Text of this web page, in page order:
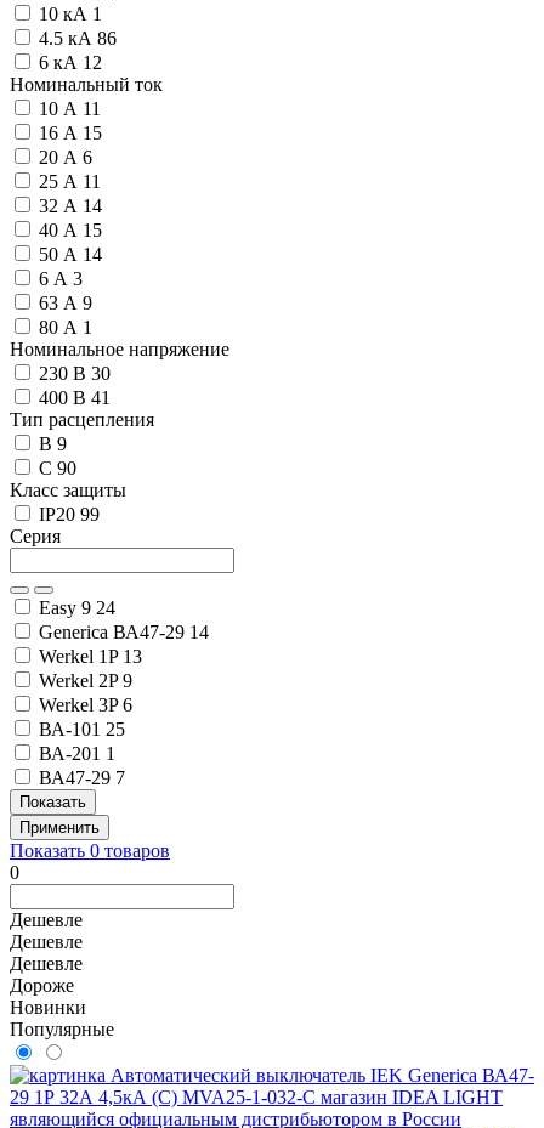
10 кА 1
4.5 кА 86
6 кА 12
Номинальный ток
10 А 11
16 А 15
20 А 6
25 А 11
32 А 14
40 А 15
50 А 14
6 А 3
63 А 9
80 А 1
Номинальное напряжение
230 В 30
400 В 41
Тип расцепления
B 9
C 90
Класс защиты
IP20 99
Серия
Easy 9 24
Generica ВА47-29 14
Werkel 1P 13
Werkel 2P 9
Werkel 3P 6
ВА-101 25
ВА-201 1
ВА47-29 7
Показать
Применить
Показать 0 товаров
0
Дешевле
Дешевле
Дешевле
Дороже
Новинки
Популярные